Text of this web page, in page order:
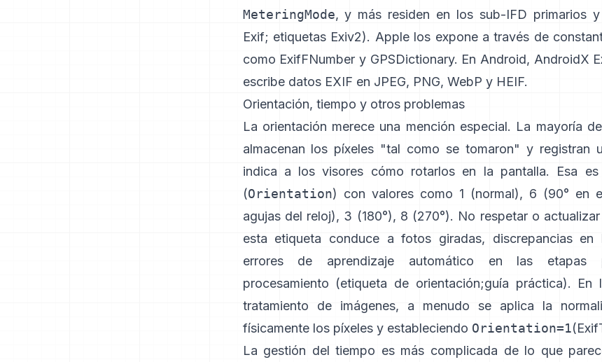
MeteringMode, y más residen en los sub-IFD primarios
Exif; etiquetas Exiv2). Apple los expone a través de
como ExifFNumber y GPSDictionary. En Android, AndroidX
escribe datos EXIF en JPEG, PNG, WebP y HEIF.
Orientación, tiempo y otros problemas
La orientación merece una mención especial. La mayoría
almacenan los píxeles "tal como se tomaron" y registran
indica a los visores cómo rotarlos en la pantalla. Esa
(Orientation) con valores como 1 (normal), 6 (90° en
agujas del reloj), 3 (180°), 8 (270°). No respetar o
esta etiqueta conduce a fotos giradas, discrepancias en
errores de aprendizaje automático en las etapas
procesamiento (etiqueta de orientación;guía práctica). En
tratamiento de imágenes, a menudo se aplica la
físicamente los píxeles y estableciendo Orientation=1(
La gestión del tiempo es más complicada de lo que